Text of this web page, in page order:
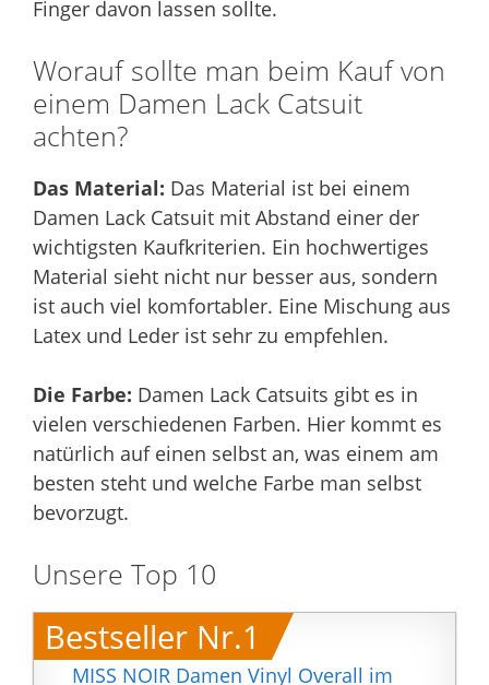
Finger davon lassen sollte.
Worauf sollte man beim Kauf von
einem Damen Lack Catsuit
achten?
Das Material: Das Material ist bei einem
Damen Lack Catsuit mit Abstand einer der
wichtigsten Kaufkriterien. Ein hochwertiges
Material sieht nicht nur besser aus, sondern
ist auch viel komfortabler. Eine Mischung aus
Latex und Leder ist sehr zu empfehlen.
Die Farbe: Damen Lack Catsuits gibt es in
vielen verschiedenen Farben. Hier kommt es
natürlich auf einen selbst an, was einem am
besten steht und welche Farbe man selbst
bevorzugt.
Unsere Top 10
Bestseller Nr.1
MISS NOIR Damen Vinyl Overall im